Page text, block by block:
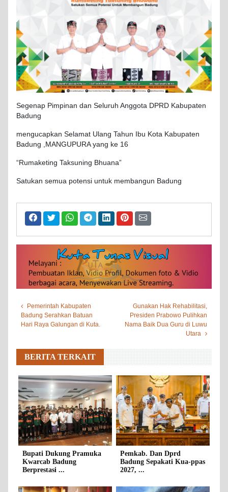
Segenap Pimpinan dan Seluruh Anggota DPRD Kabupaten
Badung
mengucapkan Selamat Ulang Tahun Ibu Kota Kabupaten
Badung ,MANGUPURA yang ke 16
“Rumaketing Taksuning Bhuana”
Satukan semua potensi untuk membangun Badung
Pemerintah Kabupaten
Badung Serahkan Batuan
Hari Raya Galungan di Kuta.
Gunakan Hak Rehabilitasi,
Presiden Prabowo Pulihkan
Nama Baik Dua Guru di Luwu
Utara
BERITA TERKAIT
Bupati Dukung Pramuka
Kwarcab Badung
Berprestasi ...
Pemkab. Dan Dprd
Badung Sepakati Kua-ppas
2027, ...